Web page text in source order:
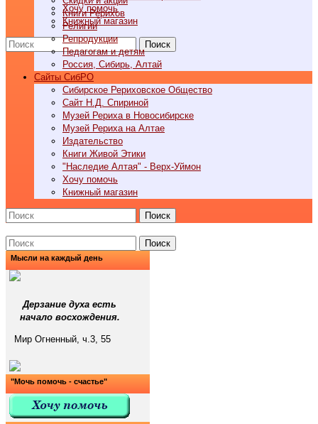
Хочу помочь
Книжный магазин
Поиск
Книги Рерихов
Религии
Репродукции
Педагогам и детям
Россия, Сибирь, Алтай
Cайты СибРО
Сибирское Рериховское Общество
Сайт Н.Д. Спириной
Музей Рериха в Новосибирске
Музей Рериха на Алтае
Издательство
Книги Живой Этики
"Наследие Алтая" - Верх-Уймон
Хочу помочь
Книжный магазин
Поиск
Поиск
Мысли на каждый день
Дерзание духа есть
начало восхождения.
Мир Огненный, ч.3, 55
"Мочь помочь - счастье"